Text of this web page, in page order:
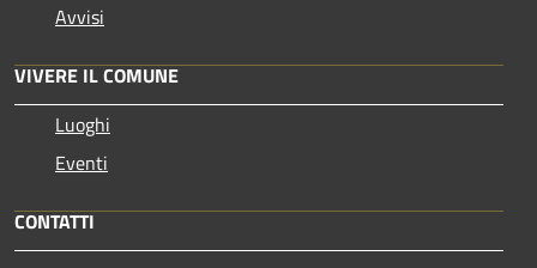
Avvisi
VIVERE IL COMUNE
Luoghi
Eventi
CONTATTI